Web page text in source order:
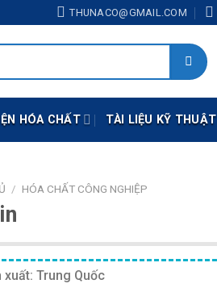
THUNACO@GMAIL.COM
HÓA CHẤT TÀI LIỆU KỸ THUẬT
/ HÓA CHẤT CÔNG NGHIỆP
xuất: Trung Quốc